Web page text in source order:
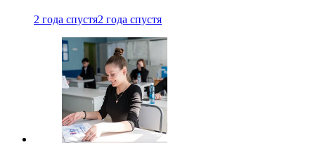
2 года спустя2 года спустя